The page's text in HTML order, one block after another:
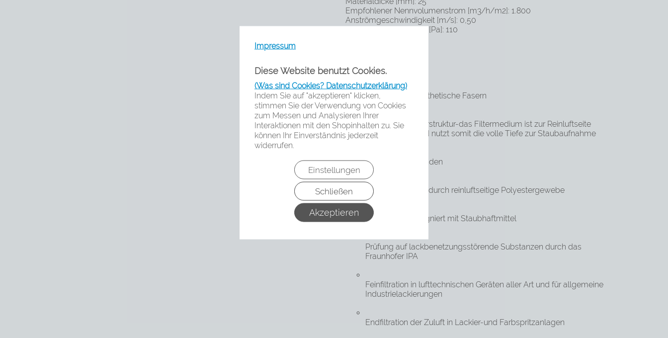
Impressum
Diese Website benutzt Cookies.
(Was sind Cookies? Datenschutzerklärung)
Indem Sie auf "akzeptieren" klicken,
stimmen Sie der Verwendung von Cookies
zum Messen und Analysieren Ihrer
Interaktionen mit den Shopinhalten zu. Sie
können Ihr Einverständnis jederzeit
widerrufen.
Einstellungen
Schließen
Akzeptieren
Empfohlener Nennvolumenstrom [m3/h/m2]: 1.800
Anströmgeschwindigkeit [m/s]: 0,50
Anfangsdruckdifferenz [Pa]: 110
Bruchsichere synthetische Fasern
Progressive Faserstruktur-das Filtermedium ist zur Reinluftseite
hin verdichtet und nutzt somit die volle Tiefe zur Staubaufnahme
Thermisch gebunden
Erhöhte Stabilität durch reinluftseitige Polyestergewebe
Zusätzlich imprägniert mit Staubhaftmittel
Prüfung auf lackbenetzungsstörende Substanzen durch das
Fraunhofer IPA
Feinfiltration in lufttechnischen Geräten aller Art und für allgemeine
Industrielackierungen
Endfiltration der Zuluft in Lackier-und Farbspritzanlagen